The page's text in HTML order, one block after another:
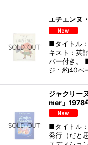
エチエンヌ
■タイトル
キスト：英
バー付き。
ジ：約40ペ
ジャクリー
mer」1978
■タイトル
発行（だと